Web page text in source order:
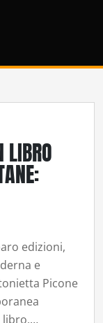
LIBRO
edizioni,
e
Picone
libro,…